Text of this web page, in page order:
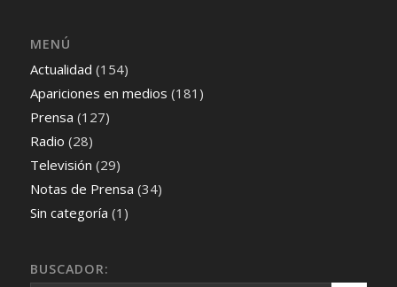
MENÚ
Actualidad (154)
Apariciones en medios (181)
Prensa (127)
Radio (28)
Televisión (29)
Notas de Prensa (34)
Sin categoría (1)
BUSCADOR: